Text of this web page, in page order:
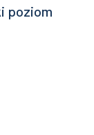
poziom